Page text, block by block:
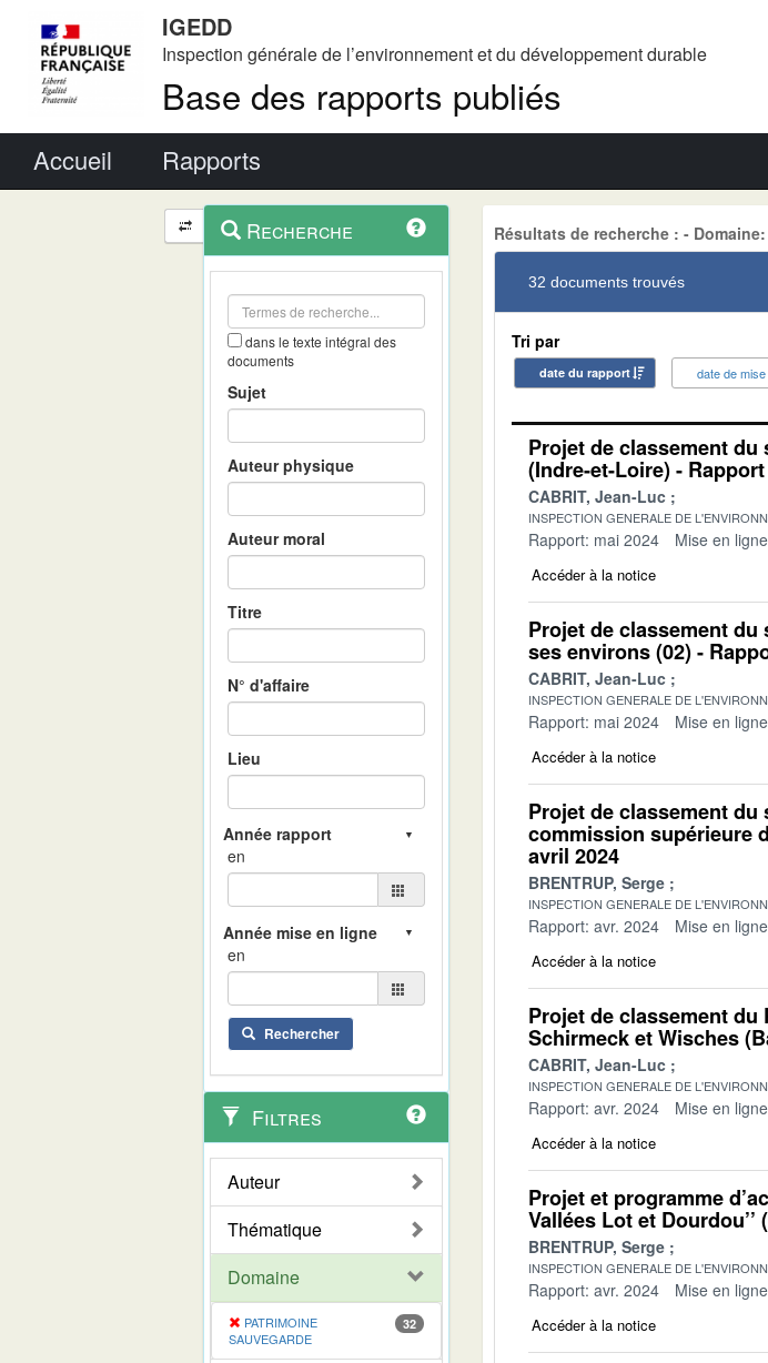
IGEDD
Inspection générale de l’environnement et du développement durable
Base des rapports publiés
Accueil Rapports
Navigation
et
outils
contextuel
Recherche
dans le texte intégral des
documents
Sujet
Auteur physique
Auteur moral
Titre
N° d'affaire
Lieu
en
en
Rechercher
Filtres
Auteur
Thématique
Domaine
PATRIMOINE
SAUVEGARDE
32
Résultats de recherche : - Domaine:
32 documents trouvés
Tri par
date du rapport date de
Projet de classement
(Indre-et-Loire) -
CABRIT, Jean-Luc
INSPECTION GENERALE DE
Rapport: mai 2024 Mise en
Accéder à la notice
Projet de classement
ses environs (02) -
CABRIT, Jean-Luc
INSPECTION GENERALE DE
Rapport: mai 2024 Mise en
Accéder à la notice
Projet de classement
commission supérieure
avril 2024
BRENTRUP, Serge
INSPECTION GENERALE DE
Rapport: avr. 2024 Mise en
Accéder à la notice
Projet de classement du
Schirmeck et Wisches
CABRIT, Jean-Luc
INSPECTION GENERALE DE
Rapport: avr. 2024 Mise en
Accéder à la notice
Projet et programme
Vallées Lot et
BRENTRUP, Serge
INSPECTION GENERALE DE
Rapport: avr. 2024 Mise en
Accéder à la notice